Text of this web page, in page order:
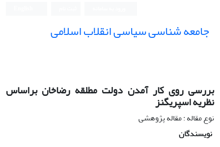
جامعه شناسی سیاسی انقلاب اسلامی
بررسی روی کار آمدن دولت مطلقه رضاخان براساس
نظریه اسپریگنز
نوع مقاله : مقاله پژوهشی
نویسندگان